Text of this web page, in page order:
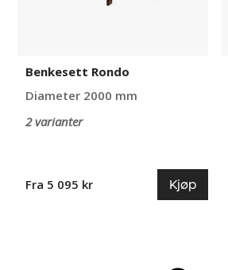
Benkesett Rondo
Diameter 2000 mm
2 varianter
Fra 5 095 kr Kjøp